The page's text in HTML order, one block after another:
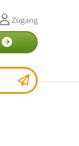
Zugang